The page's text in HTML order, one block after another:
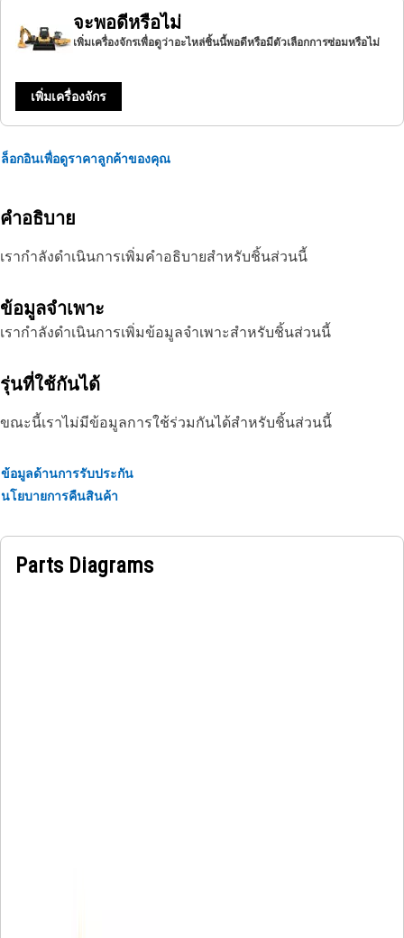
จะพอดีหรือไม่
เพิ่มเครื่องจักรเพื่อดูว่าอะไหล่ชิ้นนี้พอดีหรือมีตัวเลือกการซ่อมหรือไม่
เพิ่มเครื่องจักร
ล็อกอินเพื่อดูราคาลูกค้าของคุณ
คำอธิบาย
เรากำลังดำเนินการเพิ่มคำอธิบายสำหรับชิ้นส่วนนี้
ข้อมูลจำเพาะ
เรากำลังดำเนินการเพิ่มข้อมูลจำเพาะสำหรับชิ้นส่วนนี้
รุ่นที่ใช้กันได้
ขณะนี้เราไม่มีข้อมูลการใช้ร่วมกันได้สำหรับชิ้นส่วนนี้
ข้อมูลด้านการรับประกัน
นโยบายการคืนสินค้า
Parts Diagrams